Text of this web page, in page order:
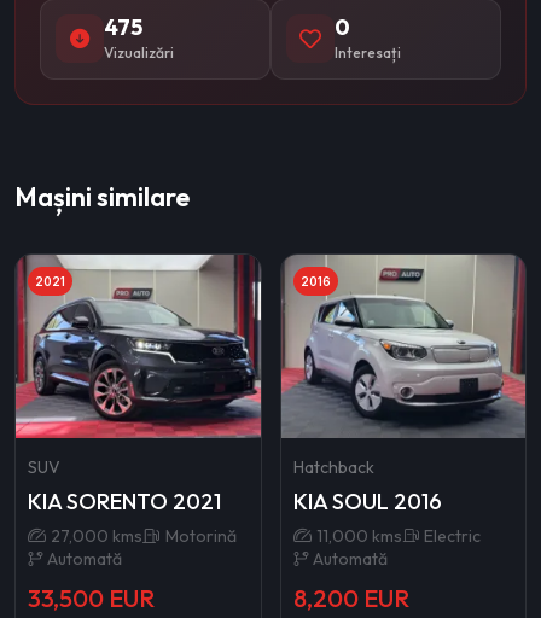
475
Vizualizări
0
Interesați
Mașini similare
2021
SUV
KIA SORENTO 2021
27,000 kms
Motorină
Automată
33,500 EUR
2016
Hatchback
KIA SOUL 2016
11,000 kms
Electric
Automată
8,200 EUR